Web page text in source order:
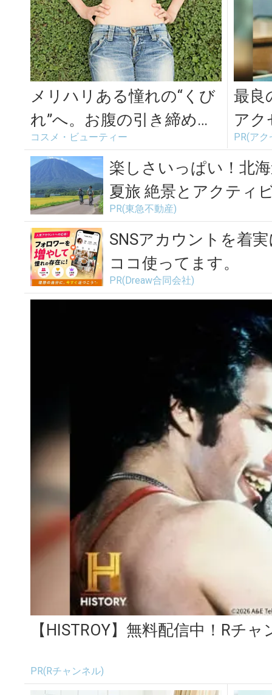
メリハリある憧れの“くび
れ”へ。お腹の引き締めエ
クササイズ『キャットド
ッグ』
コスメ・ビューティー
最良
アク
マー
PR(ア
楽しさいっぱい！北
夏旅 絶景とアクティ
東...
PR(東急不動産)
SNSアカウントを着
ココ使ってます。
PR(Dreaw合同会社)
【HISTROY】無料配信中！Rチ
PR(Rチャンネル)